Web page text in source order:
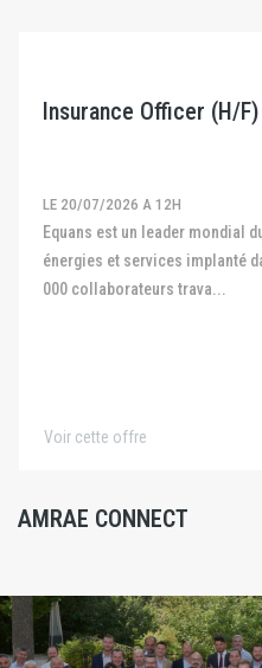
Insurance Officer (H/F)
LE 20/07/2026 A 12H
Equans est un leader mondial du secteur des
énergies et services implanté
000 collaborateurs trava...
Voir cette offre
AMRAE CONNECT